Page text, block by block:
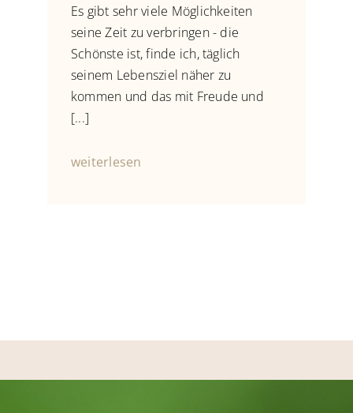
Es gibt sehr viele Möglichkeiten
seine Zeit zu verbringen - die
Schönste ist, finde ich, täglich
seinem Lebensziel näher zu
kommen und das mit Freude und
[...]
weiterlesen